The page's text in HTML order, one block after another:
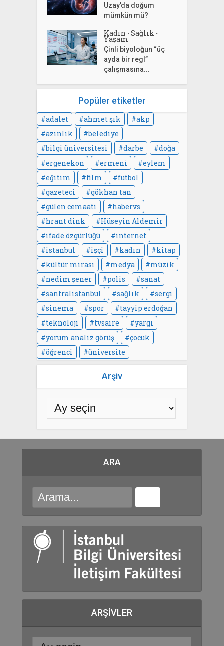
Uzay’da doğum
mümkün mü?
Kadın • Sağlık •
Yaşam
Çinli biyoloğun “üç
ayda bir regl”
çalışmasına...
Popüler etiketler
adalet ahmet şık
akp
azınlık
belediye
bilgi üniversitesi
darbe
doğa
ergenekon
ermeni
eylem
eğitim
film
futbol
gazeteci
gökhan tan
gülen cemaati
habervs
hrant dink
Hüseyin Aldemir
ifade özgürlüğü
internet
istanbul
işçi kadın
kitap
kültür mirası
medya
müzik
nedim şener
polis
sanat
santralistanbul
sağlık
sergi
sinema
spor
tayyip erdoğan
teknoloji
tvsaire
yargı
yorum analiz görüş
çocuk
öğrenci
üniversite
Arşiv
ARA
ARŞIVLER